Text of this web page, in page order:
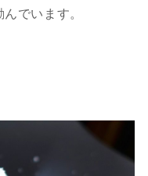
でいます。